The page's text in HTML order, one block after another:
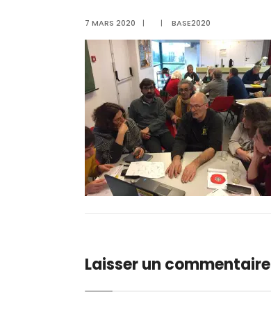
7 MARS 2020 | | BASE2020
Laisser un commentaire